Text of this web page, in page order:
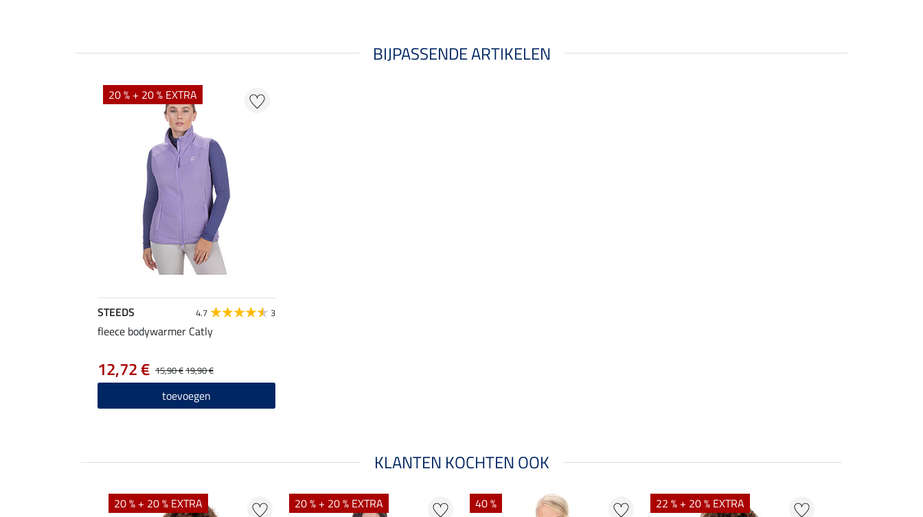
BIJPASSENDE ARTIKELEN
20 % + 20 % EXTRA
STEEDS 4.7 3
fleece bodywarmer Catly
15,90 €19,90 €
12,72 €
toevoegen
KLANTEN KOCHTEN OOK
20 % + 20 % EXTRA 20 % + 20 % EXTRA 40 % 22 % + 20 % EXTRA